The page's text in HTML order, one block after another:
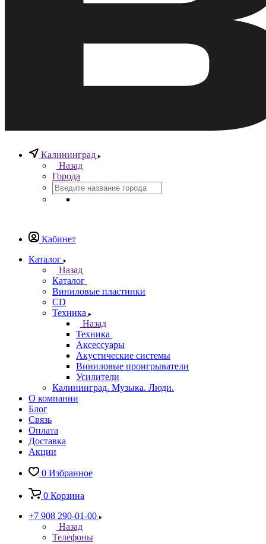
Калининград
Назад
Города
Кабинет
Каталог
Назад
Каталог
Виниловые пластинки
CD
Техника
Назад
Техника
Аксессуары
Акустические системы
Виниловые проигрыватели
Усилители
Калининград. Музыка. Люди.
О компании
Блог
Связь
Оплата
Доставка
Акции
0 Избранное
0 Корзина
+7 908 290-01-00
Назад
Телефоны